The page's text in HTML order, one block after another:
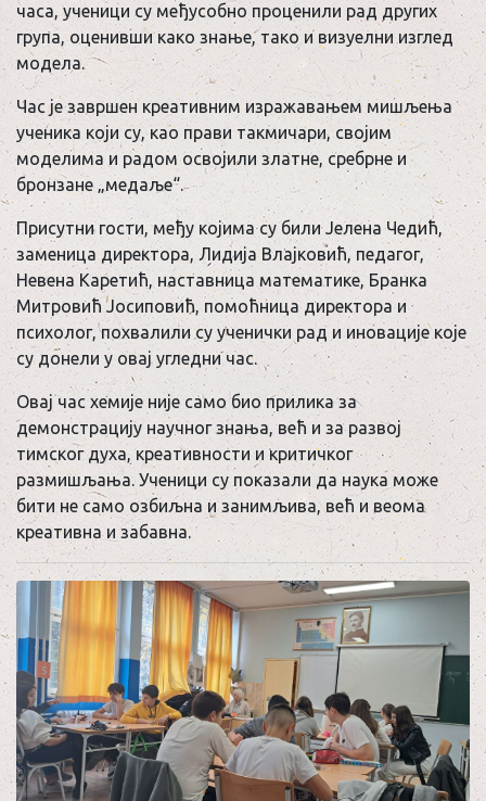
часа, ученици су међусобно проценили рад других
група, оценивши како знање, тако и визуелни изглед
модела.
Час је завршен креативним изражавањем мишљења
ученика који су, као прави такмичари, својим
моделима и радом освојили златне, сребрне и
бронзане „медаље“.
Присутни гости, међу којима су били Јелена Чедић,
заменица директора, Лидија Влајковић, педагог,
Невена Каретић, наставница математике, Бранка
Митровић Јосиповић, помоћница директора и
психолог, похвалили су ученички рад и иновације које
су донели у овај угледни час.
Овај час хемије није само био прилика за
демонстрацију научног знања, већ и за развој
тимског духа, креативности и критичког
размишљања. Ученици су показали да наука може
бити не само озбиљна и занимљива, већ и веома
креативна и забавна.